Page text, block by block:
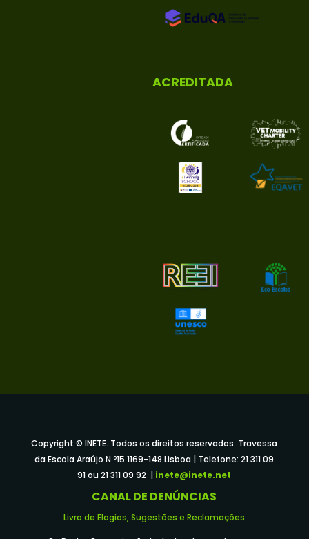
ACREDITADA
Copyright © INETE. Todos os direitos reservados. Travessa
da Escola Araújo N.º15 1169-148 Lisboa | Telefone: 21 311 09
91 ou 21 311 09 92 | inete@inete.net
CANAL DE DENÚNCIAS
Livro de Elogios, Sugestões e Reclamações